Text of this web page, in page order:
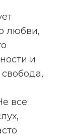
любви,
и
все